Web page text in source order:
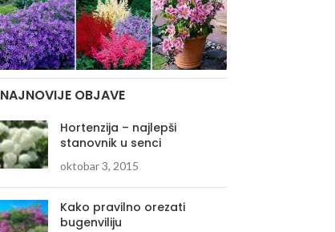
NAJNOVIJE OBJAVE
Hortenzija – najlepši
stanovnik u senci
oktobar 3, 2015
Kako pravilno orezati
bugenviliju